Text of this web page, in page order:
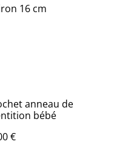
16 cm
anneau de
bébé
€